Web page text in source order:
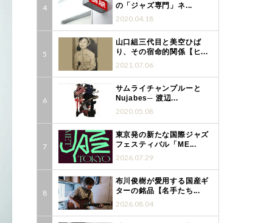
の「ジャズ専門」ネ...
2020.04.18
山口組三代目と美空ひば
り、その宿命的関係【ヒ...
2021.07.06
サムライチャンプルーと
Nujabes─ 渡辺...
2020.05.08
東京発の新たな国際ジャズ
フェスティバル「ME...
2026.07.29
布川俊樹が愛用する国産ギ
ターの銘品【名手たち...
2026.08.04